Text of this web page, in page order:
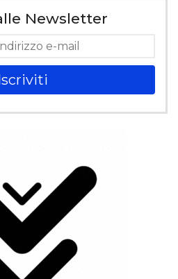
Newsletter
Iscriviti